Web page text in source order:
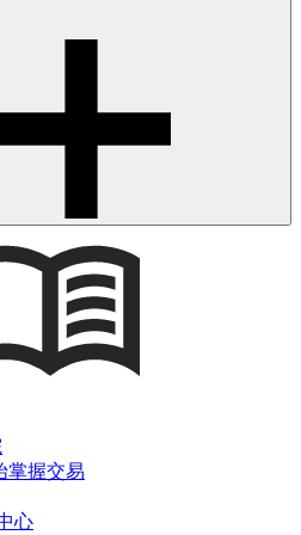
掌握交易
心